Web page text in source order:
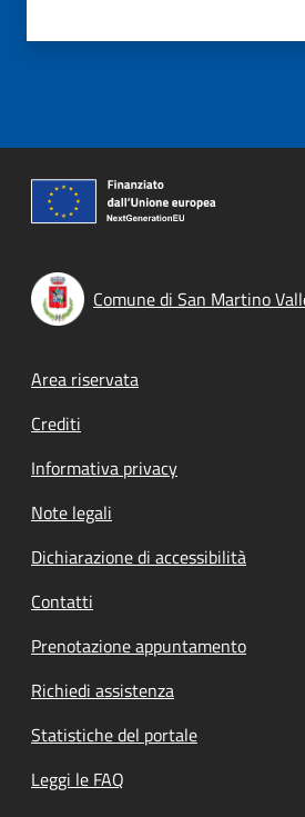
Comune di San Martino
Footer menu
Area riservata
Crediti
Informativa privacy
Note legali
Dichiarazione di accessibilità
Contatti
Prenotazione appuntamento
Richiedi assistenza
Statistiche del portale
Leggi le FAQ